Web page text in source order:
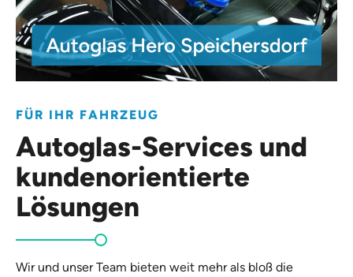
FÜR IHR FAHRZEUG
Autoglas-Services und
kundenorientierte
Lösungen
Wir und unser Team bieten weit mehr als bloß die